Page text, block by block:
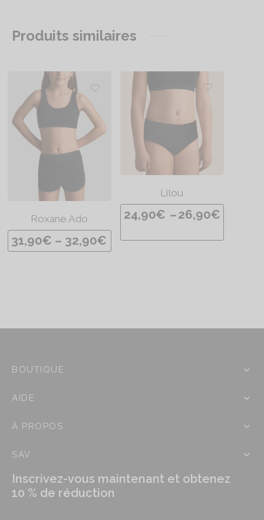
Produits similaires
Roxane Ado
31,90€ – 32,90€
P
l
e
i
3
,
9
0
Lilou
24,90€ –26,90€
P
a
r
€
SAV
Inscrivez-vous maintenant et obtenez
10 % de réduction
AIDE
À PROPOS
BOUTIQUE